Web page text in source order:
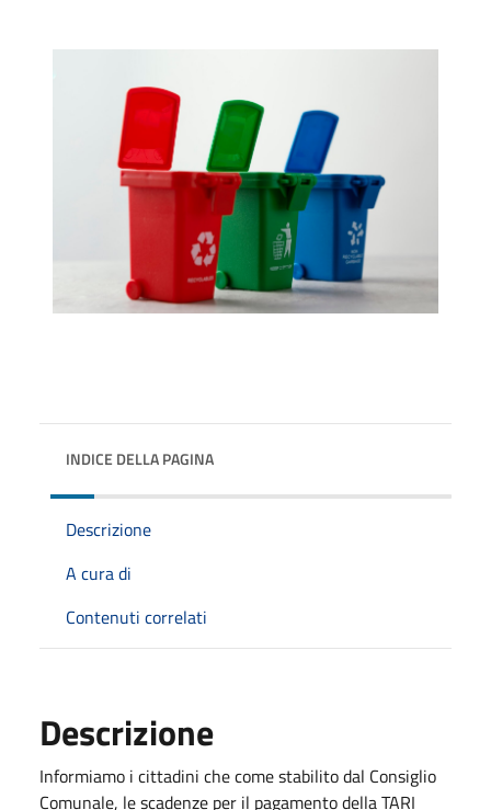
INDICE DELLA PAGINA
Descrizione
A cura di
Contenuti correlati
Descrizione
Informiamo i cittadini che come stabilito dal Consiglio
Comunale, le scadenze per il pagamento della TARI